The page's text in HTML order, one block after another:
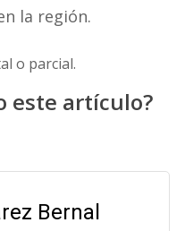
la región.
o parcial.
este artículo?
Bernal